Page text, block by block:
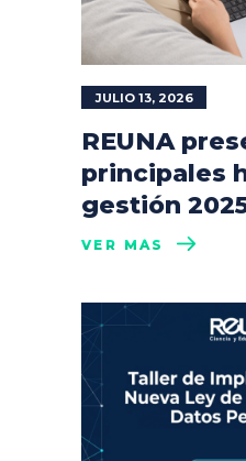
JULIO 13, 2026
REUNA
principales
gestión
VER MÁS